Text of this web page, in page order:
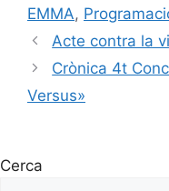
EMMA,
Acte contra la
Crònica 4t
Versus»
Cerca